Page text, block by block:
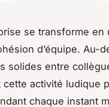
se transforme en
d’équipe. Au-
solides entre
activité ludique
chaque instant